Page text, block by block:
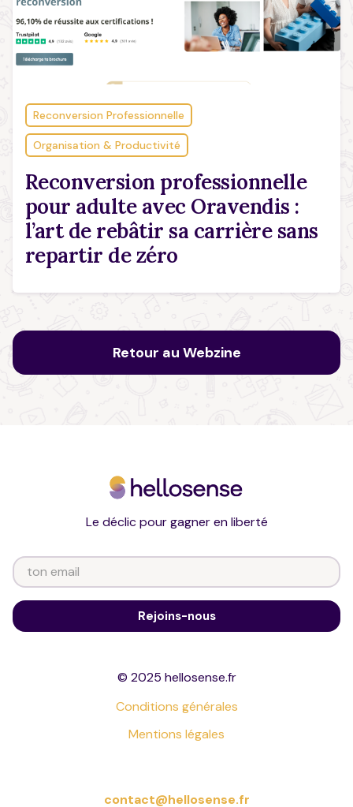
Reconversion Professionnelle
Organisation & Productivité
Reconversion professionnelle
pour adulte avec Oravendis :
l’art de rebâtir sa carrière sans
repartir de zéro
Retour au Webzine
© 2025 hellosense.fr
Conditions générales
Mentions légales
Le déclic pour gagner en liberté
contact@hellosense.fr